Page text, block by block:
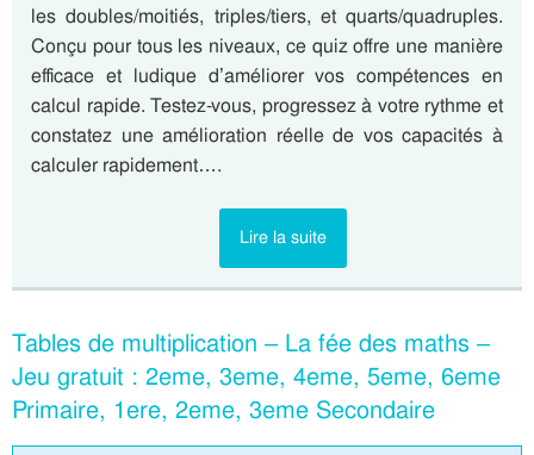
les doubles/moitiés, triples/tiers, et quarts/quadruples.
Conçu pour tous les niveaux, ce quiz offre une manière
efficace et ludique d’améliorer vos compétences en
calcul rapide. Testez-vous, progressez à votre rythme et
constatez une amélioration réelle de vos capacités à
calculer rapidement….
Lire la suite
Tables de multiplication – La fée des maths –
Jeu gratuit : 2eme, 3eme, 4eme, 5eme, 6eme
Primaire, 1ere, 2eme, 3eme Secondaire